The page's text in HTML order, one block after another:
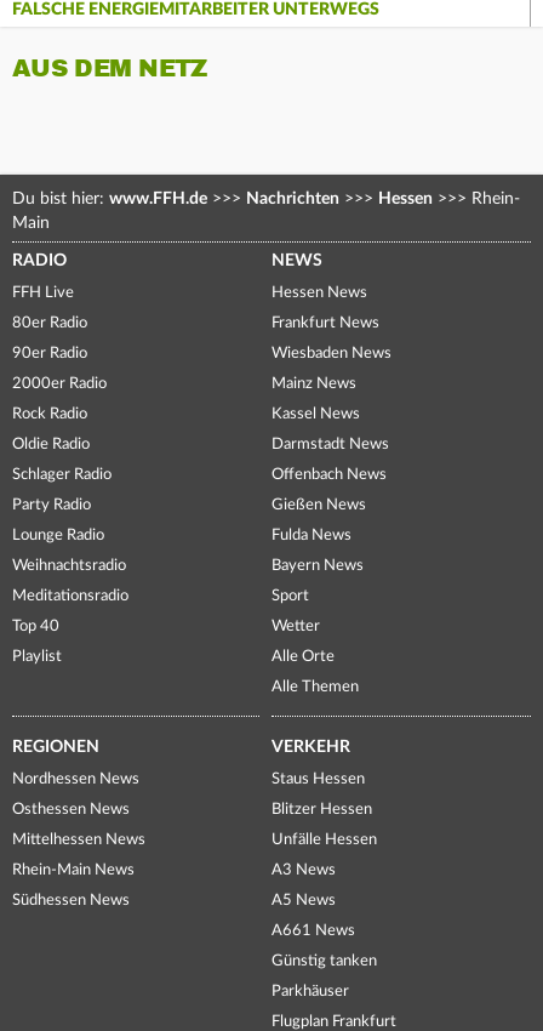
FALSCHE ENERGIEMITARBEITER UNTERWEGS
AUS DEM NETZ
Du bist hier: www.FFH.de >>> Nachrichten >>> Hessen >>> Rhein-
Main
RADIO
FFH Live
80er Radio
90er Radio
2000er Radio
Rock Radio
Oldie Radio
Schlager Radio
Party Radio
Lounge Radio
Weihnachtsradio
Meditationsradio
Top 40
Playlist
NEWS
Hessen News
Frankfurt News
Wiesbaden News
Mainz News
Kassel News
Darmstadt News
Offenbach News
Gießen News
Fulda News
Bayern News
Sport
Wetter
Alle Orte
Alle Themen
REGIONEN
Nordhessen News
Osthessen News
Mittelhessen News
Rhein-Main News
Südhessen News
VERKEHR
Staus Hessen
Blitzer Hessen
Unfälle Hessen
A3 News
A5 News
A661 News
Günstig tanken
Parkhäuser
Flugplan Frankfurt